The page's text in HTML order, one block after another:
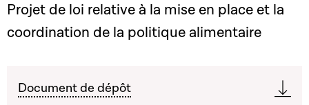
Projet de loi relative à la mise en place et la
coordination de la politique alimentaire
Document de dépôt